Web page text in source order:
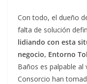
Con todo, el dueño
falta de solución
lidiando con esta
negocio, Entorno
Baños es palpable al
Consorcio han